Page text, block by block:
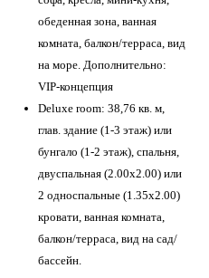
обеденная зона, ванная
комната, балкон/терраса, вид
на море. Дополнительно:
VIP-концепция
Deluxe room: 38,76 кв. м,
глав. здание (1-3 этаж) или
бунгало (1-2 этаж), спальня,
двуспальная (2.00х2.00) или
2 односпальные (1.35х2.00)
кровати, ванная комната,
балкон/терраса, вид на сад/
бассейн.